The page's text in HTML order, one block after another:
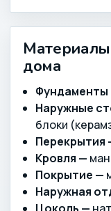
Материалы
дома
Фундаменты
Наружные
блоки
Перекрытия
Кровля —
Покрытие —
Наружная